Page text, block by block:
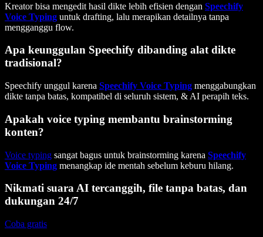
Kreator bisa mengedit hasil dikte lebih efisien dengan Speechify
Voice Typing untuk drafting, lalu merapikan detailnya tanpa
mengganggu flow.
Apa keunggulan Speechify dibanding alat dikte
tradisional?
Speechify unggul karena Speechify Voice Typing menggabungkan
dikte tanpa batas, kompatibel di seluruh sistem, & AI perapih teks.
Apakah voice typing membantu brainstorming
konten?
Voice typing sangat bagus untuk brainstorming karena Speechify
Voice Typing menangkap ide mentah sebelum keburu hilang.
Nikmati suara AI tercanggih, file tanpa batas, dan
dukungan 24/7
Coba gratis